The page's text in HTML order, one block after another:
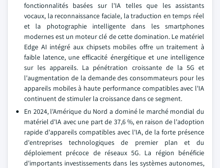
fonctionnalités basées sur l'IA telles que les assistants
vocaux, la reconnaissance faciale, la traduction en temps réel
et la photographie intelligente dans les smartphones
modernes est un moteur clé de cette domination. Le matériel
Edge AI intégré aux chipsets mobiles offre un traitement à
faible latence, une efficacité énergétique et une intelligence
sur les appareils. La pénétration croissante de la 5G et
l'augmentation de la demande des consommateurs pour les
appareils mobiles à haute performance compatibles avec l'IA
continuent de stimuler la croissance dans ce segment.
En 2024, l'Amérique du Nord a dominé le marché mondial du
matériel d'IA avec une part de 37,6 %, en raison de l'adoption
rapide d'appareils compatibles avec l'IA, de la forte présence
d'entreprises technologiques de premier plan et du
déploiement précoce de réseaux 5G. La région bénéficie
d'importants investissements dans les systèmes autonomes,